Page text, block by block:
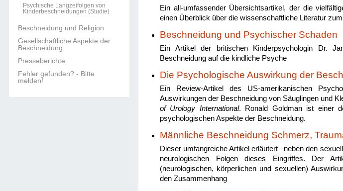
Psychische Langzeifolgen von
Kinderbeschneidungen (Studie)
Beschneidung und Religion
Gesellschaftliche Aspekte der
Beschneidung
Presseberichte
Fehler gefunden? - Bitte
melden!
Ein all-umfassender Übersichtsartikel, der die
einen Überblick über die wissenschaftliche Literatur
Beschneidung und Psychischer Schaden
Ein Artikel der britischen Kinderpsychologin Dr.
Beschneidung auf die kindliche Psyche
Die Psychologische Auswirkung der
Ein Review-Artikel des US-amerikanischen
Auswirkungen der Beschneidung von Säuglingen und
of Urology International. Ronald Goldman ist einer
psychologischen Aspekte der Beschneidung.
Männliche Beschneidung Schmerz,
Dieser umfangreiche Artikel erläutert –neben den
neurologischen Folgen dieses Eingriffes. Der
(neurologischen, körperlichen und sexuellen)
den Zusammenhang